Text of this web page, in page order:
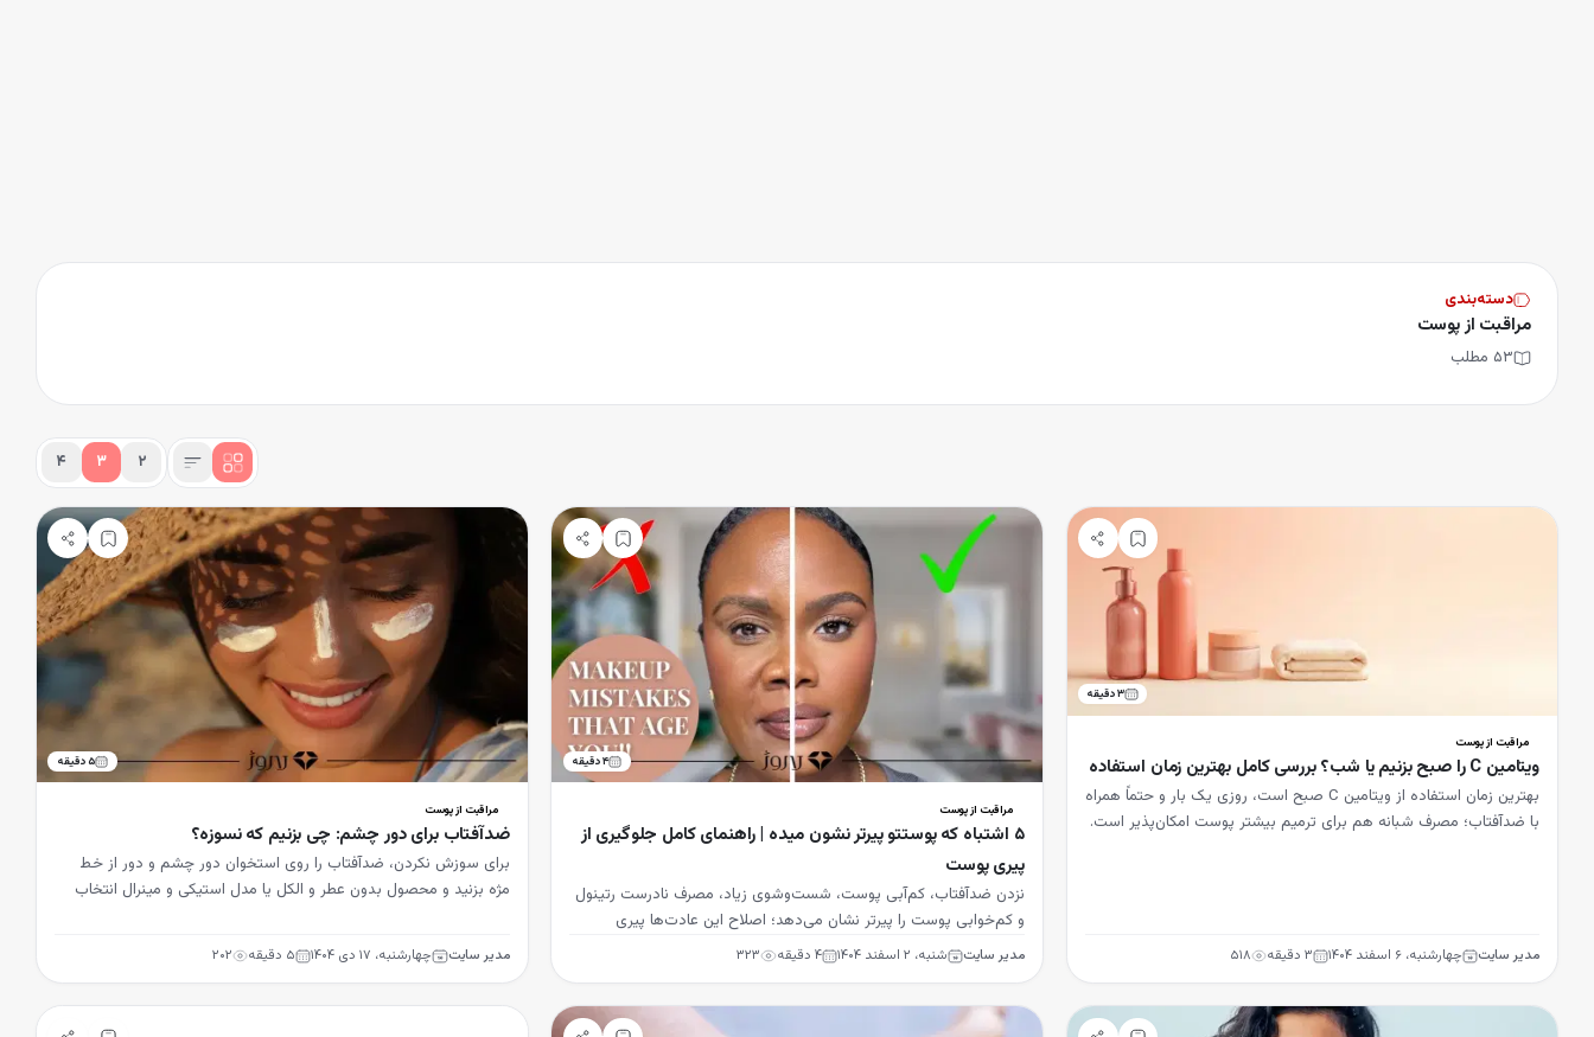
دسته‌بندی
مراقبت از پوست
۵۳ مطلب
۲ ۳ ۴
۳دقیقه
مراقبت از پوست
ویتامین C را صبح بزنیم یا شب؟ بررسی کامل بهترین زمان استفاده
بهترین زمان استفاده از ویتامین C صبح است، روزی یک بار و حتماً همراه
با ضدآفتاب؛ مصرف شبانه هم برای ترمیم بیشتر پوست امکان‌پذیر است.
مدیر سایت چهارشنبه، ۶ اسفند ۱۴۰۴ ۳ دقیقه ۵۱۸
۴دقیقه
مراقبت از پوست
۵ اشتباه که پوستتو پیرتر نشون میده | راهنمای کامل جلوگیری از
پیری پوست
نزدن ضدآفتاب، کم‌آبی پوست، شست‌وشوی زیاد، مصرف نادرست رتینول
و کم‌خوابی پوست را پیرتر نشان می‌دهد؛ اصلاح این عادت‌ها پیری
زودرس را به تعویق می‌اندازد.
مدیر سایت شنبه، ۲ اسفند ۱۴۰۴ ۴ دقیقه ۳۲۳
۵دقیقه
مراقبت از پوست
ضدآفتاب برای دور چشم: چی بزنیم که نسوزه؟
برای سوزش نکردن، ضدآفتاب را روی استخوان دور چشم و دور از خط
مژه بزنید و محصول بدون عطر و الکل یا مدل استیکی و مینرال انتخاب
مدیر سایت چهارشنبه، ۱۷ دی ۱۴۰۴ ۵ دقیقه ۲۰۲